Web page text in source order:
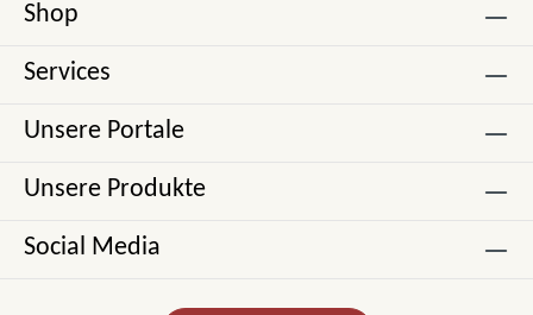
Shop
Services
Unsere Portale
Unsere Produkte
Social Media